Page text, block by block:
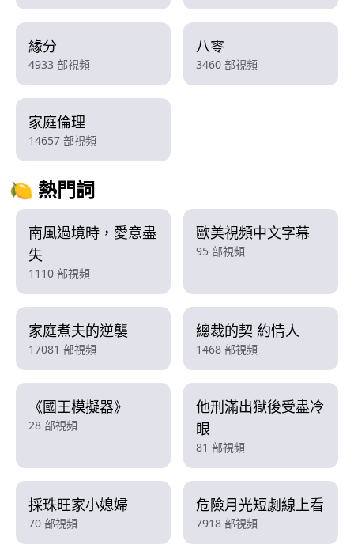
緣分
4933 部視頻
八零
3460 部視頻
家庭倫理
14657 部視頻
🍋 熱門詞
南風過境時，愛意盡
失
1110 部視頻
歐美視頻中文字幕
95 部視頻
家庭煮夫的逆襲
17081 部視頻
總裁的契 約情人
1468 部視頻
《國王模擬器》
28 部視頻
他刑滿出獄後受盡冷
眼
81 部視頻
採珠旺家小媳婦
70 部視頻
危險月光短劇線上看
7918 部視頻